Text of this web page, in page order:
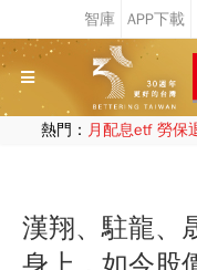
熱門： 月配息etf 勞保
漢翔、駐龍、